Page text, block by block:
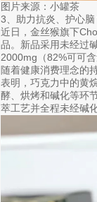
图片来源：小罐茶
3、助力抗炎、护心
近日，金丝猴旗下
品。新品采用未经过
2000mg（82%可可
随着健康消费理念的
表明，巧克力中的黄
酵、烘烤和碱化等环
萃工艺并全程未经碱